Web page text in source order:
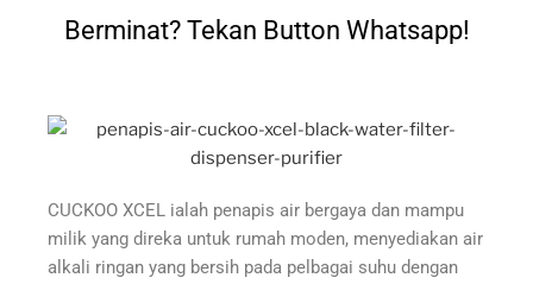
Berminat? Tekan Button Whatsapp!
CUCKOO XCEL ialah penapis air bergaya dan mampu
milik yang direka untuk rumah moden, menyediakan air
alkali ringan yang bersih pada pelbagai suhu dengan